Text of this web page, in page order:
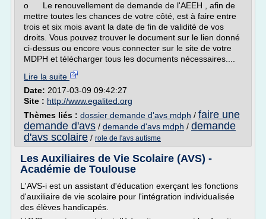
o Le renouvellement de demande de l'AEEH , afin de
mettre toutes les chances de votre côté, est à faire entre
trois et six mois avant la date de fin de validité de vos
droits. Vous pouvez trouver le document sur le lien donné
ci-dessus ou encore vous connecter sur le site de votre
MDPH et télécharger tous les documents nécessaires....
Lire la suite
Date: 2017-03-09 09:42:27
Site : http://www.egalited.org
Thèmes liés : dossier demande d'avs mdph / faire une
demande d'avs / demande d'avs mdph / demande
d'avs scolaire / role de l'avs autisme
Les Auxiliaires de Vie Scolaire (AVS) -
Académie de Toulouse
L'AVS-i est un assistant d'éducation exerçant les fonctions
d'auxiliaire de vie scolaire pour l'intégration individualisée
des élèves handicapés.